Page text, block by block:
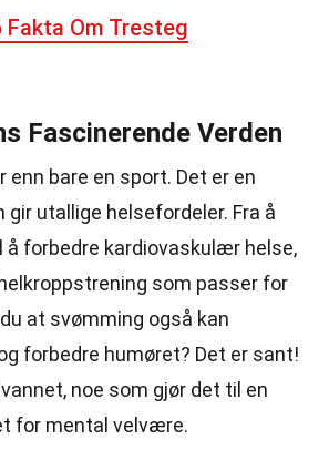
Fakta Om Tresteg
Fascinerende Verden
enn bare en sport. Det er en
gir utallige helsefordeler. Fra å
å forbedre kardiovaskulær helse,
som passer for
at svømming også kan
forbedre humøret? Det er sant!
noe som gjør det til en
for mental velvære.